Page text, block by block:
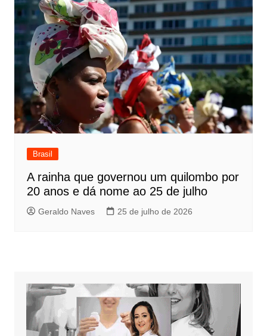
Brasil
A rainha que governou um quilombo por
20 anos e dá nome ao 25 de julho
Geraldo Naves 25 de julho de 2026